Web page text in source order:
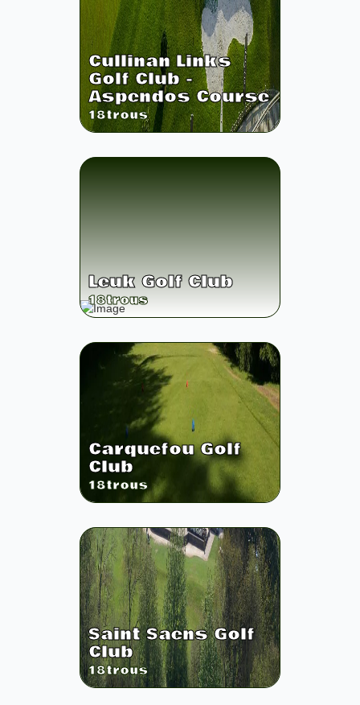
Cullinan Links
Golf Club -
Aspendos Course
18trous
Leuk Golf Club
18trous
Carquefou Golf
Club
18trous
Saint Saens Golf
Club
18trous